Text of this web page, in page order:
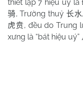
thiết lập 7 hiệu uý là
骑, Trường thuỷ 长水
虎贲, đều do Trung
xưng là “bát hiệu uý”